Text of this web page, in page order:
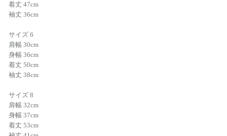
着丈 47cm
袖丈 36cm
サイズ 6
肩幅 30cm
身幅 36cm
着丈 50cm
袖丈 38cm
サイズ 8
肩幅 32cm
身幅 37cm
着丈 53cm